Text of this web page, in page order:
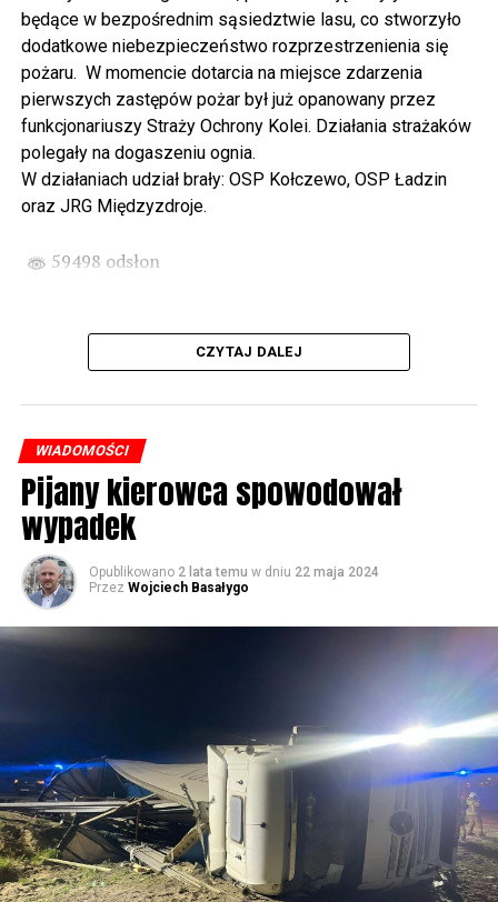
spod biblioteki). O godzinie 19.00 w kolegiacie
wysłuchamy organowego koncertu w wykonaniu
państwa Witkowskich.
Wyjątkowym wydarzeniem będzie koncert w wykonaniu
Kawuś Music Project, podczas którego wysłuchamy
polskich przebojów w jazzowej aranżacji (godz. 20.00
przed biblioteką). Podczas koncertu zaplanowaliśmy dla
Projektów Interreg VI A – Kultura i zrównoważona
turystyka.
(Niemcy), Biblioteka Publiczna Gminy Wolin, Parafia
Rzymskokatolicka w Wolinie
59499 odsłon
będące w bezpośrednim sąsiedztwie lasu, co stworzyło
dodatkowe niebezpieczeństwo rozprzestrzenienia się
pożaru. W momencie dotarcia na miejsce zdarzenia
pierwszych zastępów pożar był już opanowany przez
funkcjonariuszy Straży Ochrony Kolei. Działania strażaków
polegały na dogaszeniu ognia.
W działaniach udział brały: OSP Kołczewo, OSP Ładzin
oraz JRG Międzyzdroje.
59498 odsłon
CZYTAJ DALEJ
WIADOMOŚCI
Pijany kierowca spowodował
wypadek
Opublikowano 2 lata temu w dniu 22 maja 2024
Przez Wojciech Basałygo